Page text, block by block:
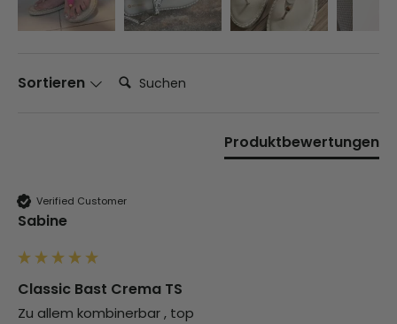
Sortieren Suchen:
Produktbewertungen
Verified Customer
Sabine
Classic Bast Crema TS
Zu allem kombinerbar , top